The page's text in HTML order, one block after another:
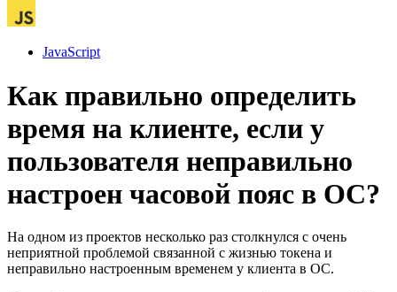
JavaScript
Как правильно определить
время на клиенте, если у
пользователя неправильно
настроен часовой пояс в ОС?
На одном из проектов несколько раз столкнулся с очень
неприятной проблемой связанной с жизнью токена и
неправильно настроенным временем у клиента в ОС.